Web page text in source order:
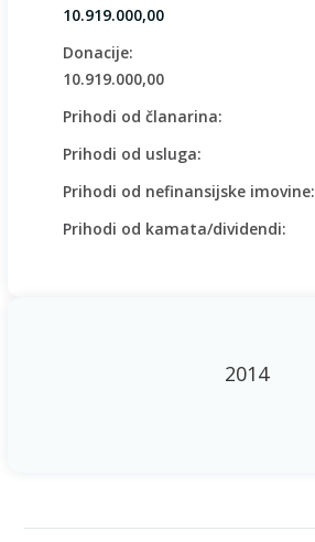
10.919.000,00
Donacije:
10.919.000,00
Prihodi od članarina:
Prihodi od usluga:
Prihodi od nefinansijske imovine:
Prihodi od kamata/dividendi:
2014